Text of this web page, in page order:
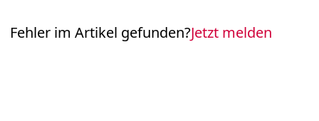
Fehler im Artikel gefunden?Jetzt melden